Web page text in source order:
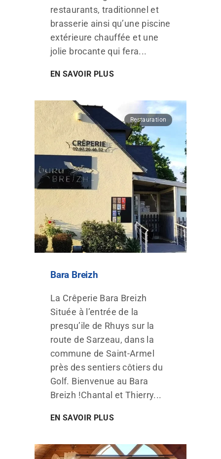
restaurants, traditionnel et
brasserie ainsi qu’une piscine
extérieure chauffée et une
jolie brocante qui fera...
EN SAVOIR PLUS
Restauration
Bara Breizh
La Crêperie Bara Breizh
Située à l’entrée de la
presqu’ile de Rhuys sur la
route de Sarzeau, dans la
commune de Saint-Armel
près des sentiers côtiers du
Golf. Bienvenue au Bara
Breizh !Chantal et Thierry...
EN SAVOIR PLUS